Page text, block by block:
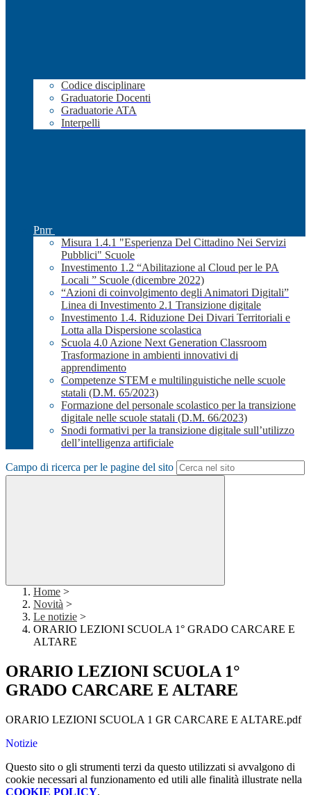
Codice disciplinare
Graduatorie Docenti
Graduatorie ATA
Interpelli
Pnrr
Misura 1.4.1 "Esperienza Del Cittadino Nei Servizi
Pubblici" Scuole
Investimento 1.2 “Abilitazione al Cloud per le PA
Locali ” Scuole (dicembre 2022)
“Azioni di coinvolgimento degli Animatori Digitali”
Linea di Investimento 2.1 Transizione digitale
Investimento 1.4. Riduzione Dei Divari Territoriali e
Lotta alla Dispersione scolastica
Scuola 4.0 Azione Next Generation Classroom
Trasformazione in ambienti innovativi di
apprendimento
Competenze STEM e multilinguistiche nelle scuole
statali (D.M. 65/2023)
Formazione del personale scolastico per la transizione
digitale nelle scuole statali (D.M. 66/2023)
Snodi formativi per la transizione digitale sull’utilizzo
dell’intelligenza artificiale
Campo di ricerca per le pagine del sito
Home >
Novità >
Le notizie >
ORARIO LEZIONI SCUOLA 1° GRADO CARCARE E
ALTARE
ORARIO LEZIONI SCUOLA 1°
GRADO CARCARE E ALTARE
ORARIO LEZIONI SCUOLA 1 GR CARCARE E ALTARE.pdf
Notizie
Questo sito o gli strumenti terzi da questo utilizzati si avvalgono di
cookie necessari al funzionamento ed utili alle finalità illustrate nella
COOKIE POLICY.